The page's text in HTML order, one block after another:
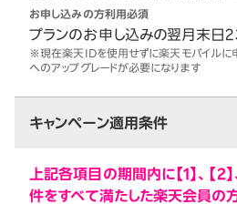
お申し込みの方利用必須
プランのお申し込みの翌月末日
※現在楽天IDを使用せずに楽天モバイルに
へのアップグレードが必要になります
キャンペーン適用条件
上記各項目の期間内に【1】、【2】
件をすべて満たした楽天会員の